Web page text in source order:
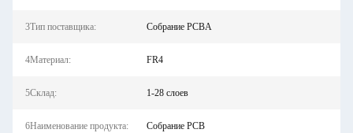
3Тип поставщика: Собрание PCBA
4Материал: FR4
5Склад: 1-28 слоев
6Наименование продукта: Собрание PCB